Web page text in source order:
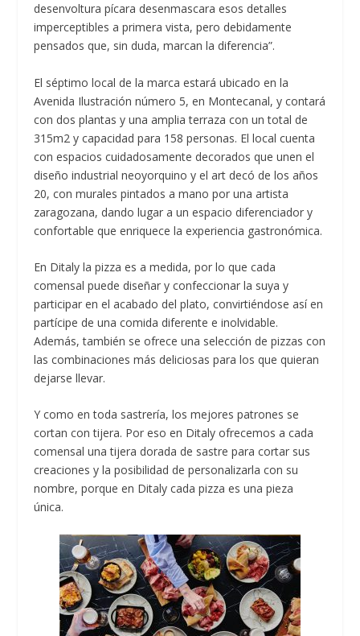
desenvoltura pícara desenmascara esos detalles
imperceptibles a primera vista, pero debidamente
pensados que, sin duda, marcan la diferencia”.
El séptimo local de la marca estará ubicado en la
Avenida Ilustración número 5, en Montecanal, y contará
con dos plantas y una amplia terraza con un total de
315m2 y capacidad para 158 personas. El local cuenta
con espacios cuidadosamente decorados que unen el
diseño industrial neoyorquino y el art decó de los años
20, con murales pintados a mano por una artista
zaragozana, dando lugar a un espacio diferenciador y
confortable que enriquece la experiencia gastronómica.
En Ditaly la pizza es a medida, por lo que cada
comensal puede diseñar y confeccionar la suya y
participar en el acabado del plato, convirtiéndose así en
partícipe de una comida diferente e inolvidable.
Además, también se ofrece una selección de pizzas con
las combinaciones más deliciosas para los que quieran
dejarse llevar.
Y como en toda sastrería, los mejores patrones se
cortan con tijera. Por eso en Ditaly ofrecemos a cada
comensal una tijera dorada de sastre para cortar sus
creaciones y la posibilidad de personalizarla con su
nombre, porque en Ditaly cada pizza es una pieza
única.